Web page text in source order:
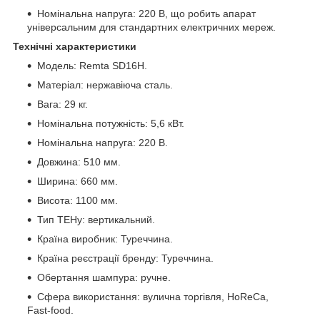
Номінальна напруга: 220 В, що робить апарат
універсальним для стандартних електричних мереж.
Технічні характеристики
Модель: Remta SD16H.
Матеріал: нержавіюча сталь.
Вага: 29 кг.
Номінальна потужність: 5,6 кВт.
Номінальна напруга: 220 В.
Довжина: 510 мм.
Ширина: 660 мм.
Висота: 1100 мм.
Тип ТЕНу: вертикальний.
Країна виробник: Туреччина.
Країна реєстрації бренду: Туреччина.
Обертання шампура: ручне.
Сфера використання: вулична торгівля, HoReCa,
Fast-food.